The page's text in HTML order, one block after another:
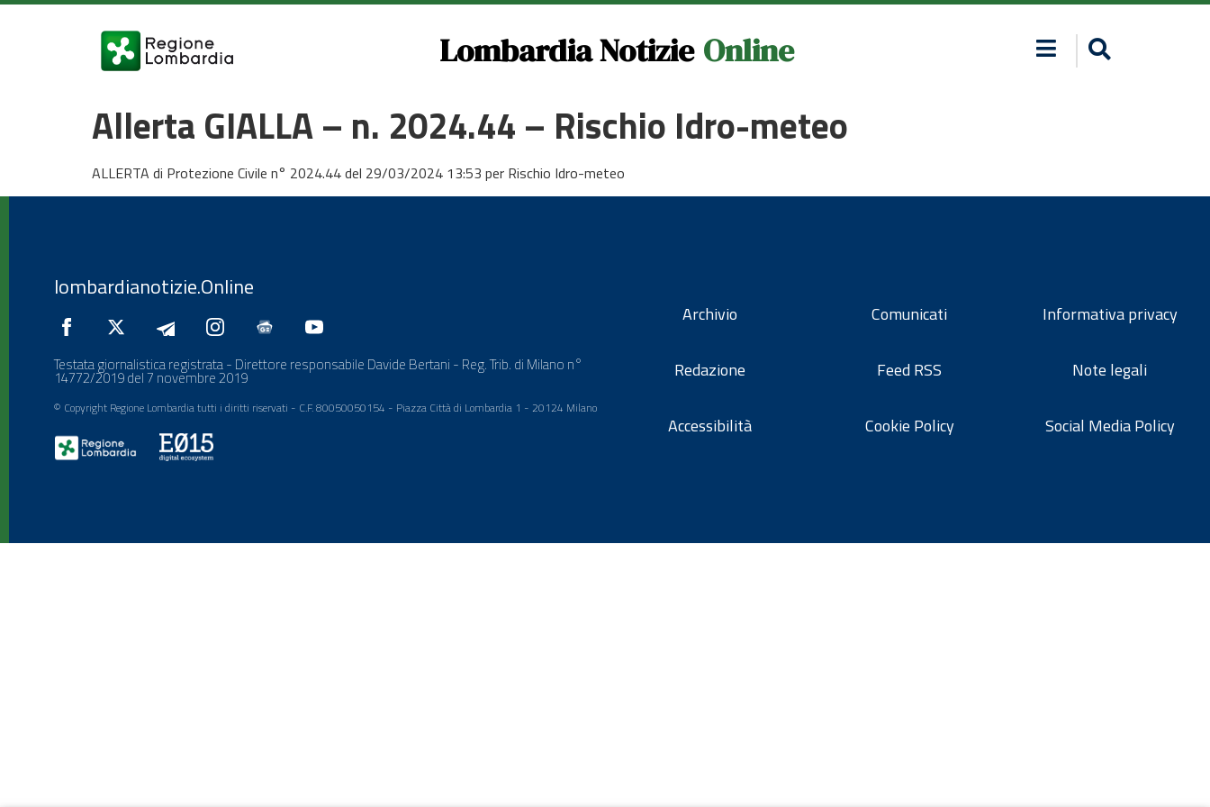
Lombardia Notizie Online
Allerta GIALLA – n. 2024.44 – Rischio Idro-meteo
ALLERTA di Protezione Civile n° 2024.44 del 29/03/2024 13:53 per Rischio Idro-meteo
lombardianotizie.Online
Testata giornalistica registrata - Direttore responsabile Davide Bertani - Reg. Trib. di Milano n°
14772/2019 del 7 novembre 2019
© Copyright Regione Lombardia tutti i diritti riservati - C.F. 80050050154 - Piazza Città di Lombardia 1 - 20124 Milano
Archivio
Redazione
Accessibilità
Comunicati
Feed RSS
Cookie Policy
Informativa privacy
Note legali
Social Media Policy